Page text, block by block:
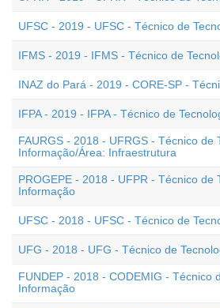
UFSC - 2019 - UFSC - Técnico de
IFMS - 2019 - IFMS - Técnico de
INAZ do Pará - 2019 - CORE-SP -
IFPA - 2019 - IFPA - Técnico de
FAURGS - 2018 - UFRGS - Técnico de
Informação/Área: Infraestrutura
PROGEPE - 2018 - UFPR - Técnico de
Informação
UFSC - 2018 - UFSC - Técnico de
UFG - 2018 - UFG - Técnico de
FUNDEP - 2018 - CODEMIG - Técnico
Informação